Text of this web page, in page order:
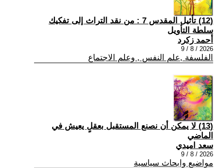
(12) تأثيل المقدس 7 : من نقد التراث إلى تفكيك
سلطة التأويل
أحمد زكرد
2026 / 8 / 9
الفلسفة ,علم النفس , وعلم الاجتماع
(13) لا يمكن أن نصنع المستقبل بعقلٍ يعيش في
الماضي
سعد اميدي
2026 / 8 / 9
مواضيع وابحاث سياسية